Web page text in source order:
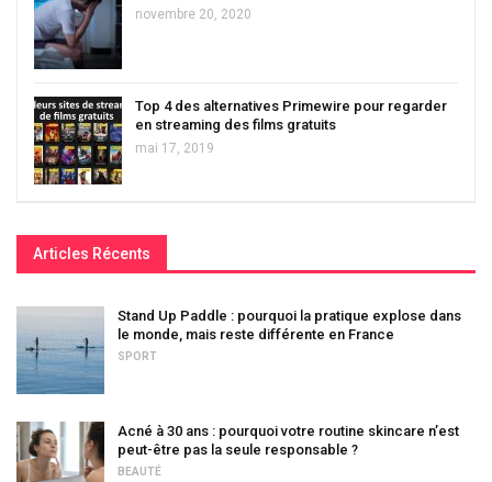
novembre 20, 2020
Top 4 des alternatives Primewire pour regarder
en streaming des films gratuits
mai 17, 2019
Articles Récents
Stand Up Paddle : pourquoi la pratique explose dans
le monde, mais reste différente en France
SPORT
Acné à 30 ans : pourquoi votre routine skincare n’est
peut-être pas la seule responsable ?
BEAUTÉ